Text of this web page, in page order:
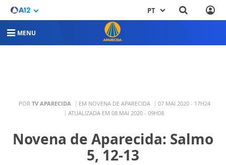
PT
MENU
POR TV APARECIDA EM NOVENA DE APARECIDA
07 MAI 2020 - 17H24
ATUALIZADA EM 08 MAI 2020 - 09H08
Novena de Aparecida: Salmo
5, 12-13